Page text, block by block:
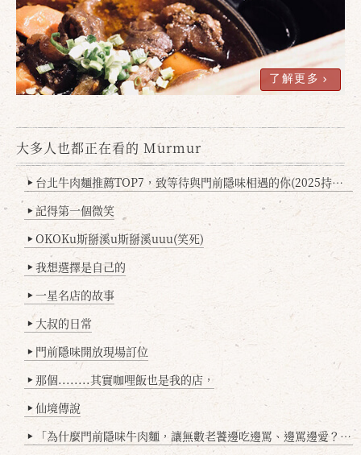
了解更多
大多人也都正在看的 Murmur
▶ 台北牛肉麵推薦TOP7，致等待與門前隱味相遇的你(2025持續更新
▶ 記得第一個微笑
▶ OKOKu斯掰溪u斯掰溪uuu(笑死)
▶ 我想選擇是自己的
▶ 一星名店的故事
▶ 大叔的日常
▶ 門前隱味開放現場訂位
▶ 那個........其實咖哩飯也是我的店，
▶ 仙境傳說
▶ 「為什麼門前隱味牛肉麵，讓無數老饕邊吃邊罵、邊罵邊愛？小辣雞揭密！」
確定